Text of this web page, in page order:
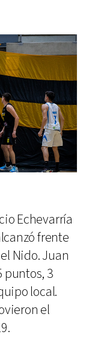
Echevarría
frente
Nido. Juan
puntos, 3
local.
el